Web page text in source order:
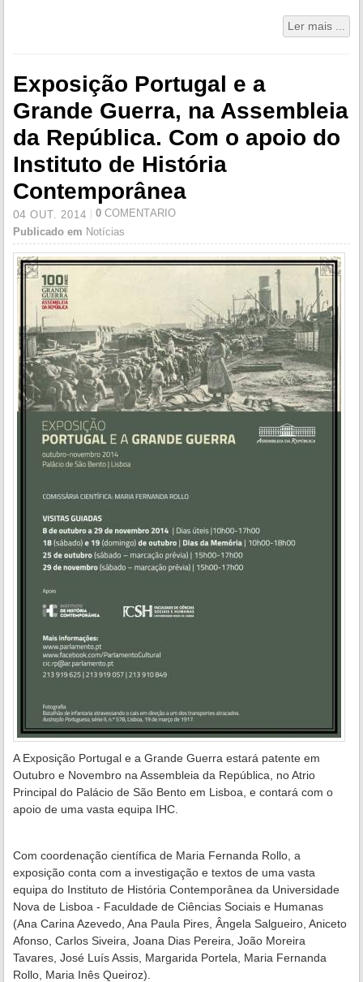
Ler mais ...
Exposição Portugal e a
Grande Guerra, na Assembleia
da República. Com o apoio do
Instituto de História
Contemporânea
04 OUT. 2014 0 COMENTÁRIO
Publicado em Notícias
A Exposição Portugal e a Grande Guerra estará patente em
Outubro e Novembro na Assembleia da República, no Atrio
Principal do Palácio de São Bento em Lisboa, e contará com o
apoio de uma vasta equipa IHC.
Com coordenação científica de Maria Fernanda Rollo, a
exposição conta com a investigação e textos de uma vasta
equipa do Instituto de História Contemporânea da Universidade
Nova de Lisboa - Faculdade de Ciências Sociais e Humanas
(Ana Carina Azevedo, Ana Paula Pires, Ângela Salgueiro, Aniceto
Afonso, Carlos Siveira, Joana Dias Pereira, João Moreira
Tavares, José Luís Assis, Margarida Portela, Maria Fernanda
Rollo, Maria Inês Queiroz).